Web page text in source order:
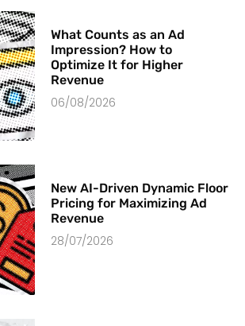
What Counts as an Ad
Impression? How to
Optimize It for Higher
Revenue
06/08/2026
New AI-Driven Dynamic Floor
Pricing for Maximizing Ad
Revenue
28/07/2026